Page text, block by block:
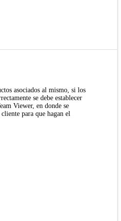
asociados al mismo, si los
se debe establecer
Viewer, en donde se
para que hagan el